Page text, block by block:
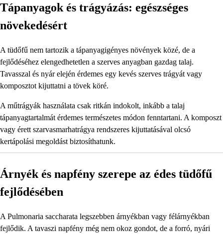
Tápanyagok és trágyázás: egészséges
növekedésért
A tüdőfű nem tartozik a tápanyagigényes növények közé, de a
fejlődéséhez elengedhetetlen a szerves anyagban gazdag talaj.
Tavasszal és nyár elején érdemes egy kevés szerves trágyát vagy
komposztot kijuttatni a tövek köré.
A műtrágyák használata csak ritkán indokolt, inkább a talaj
tápanyagtartalmát érdemes természetes módon fenntartani. A komposzt
vagy érett szarvasmarhatrágya rendszeres kijuttatásával olcsó
kertápolási megoldást biztosíthatunk.
Árnyék és napfény szerepe az édes tüdőfű
fejlődésében
A Pulmonaria saccharata legszebben árnyékban vagy félárnyékban
fejlődik. A tavaszi napfény még nem okoz gondot, de a forró, nyári